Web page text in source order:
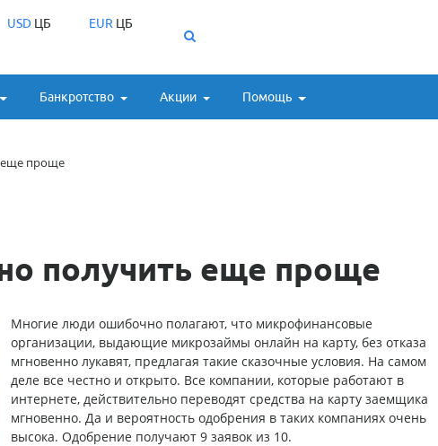
USDЦБ EUR ЦБ
Банкротство Акции Помощь
проще
получить еще проще
Многие люди ошибочно полагают, что микрофинансовые
организации, выдающие микрозаймы онлайн на карту, без отказа
мгновеннолукавят, предлагая такие сказочные условия. На самом
деле все честно и открыто. Все компании, которые работают в
интернете, действительно переводят средства на карту заемщика
мгновенно. Да и вероятность одобрения в таких компаниях очень
высока. Одобрение получают 9 заявок из 10.